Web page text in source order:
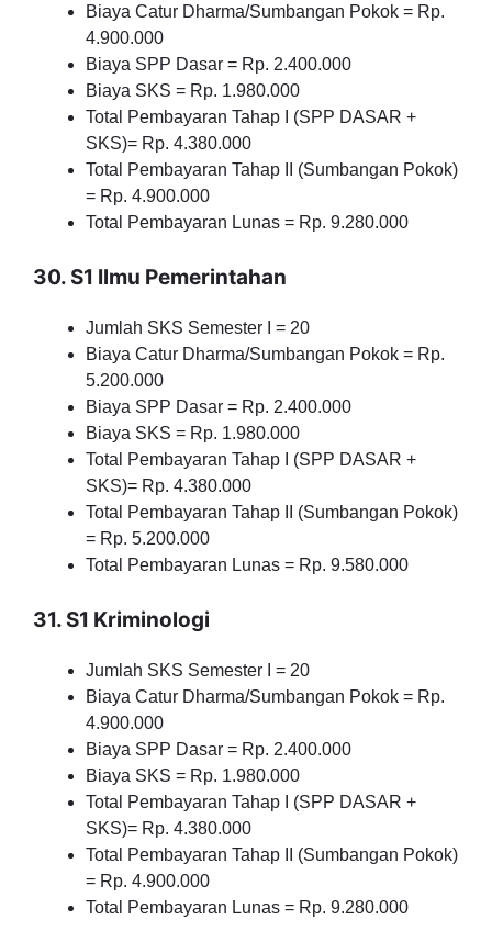
Biaya Catur Dharma/Sumbangan Pokok = Rp.
4.900.000
Biaya SPP Dasar = Rp. 2.400.000
Biaya SKS = Rp. 1.980.000
Total Pembayaran Tahap I (SPP DASAR +
SKS)= Rp. 4.380.000
Total Pembayaran Tahap II (Sumbangan Pokok)
= Rp. 4.900.000
Total Pembayaran Lunas = Rp. 9.280.000
30. S1 Ilmu Pemerintahan
Jumlah SKS Semester I = 20
Biaya Catur Dharma/Sumbangan Pokok = Rp.
5.200.000
Biaya SPP Dasar = Rp. 2.400.000
Biaya SKS = Rp. 1.980.000
Total Pembayaran Tahap I (SPP DASAR +
SKS)= Rp. 4.380.000
Total Pembayaran Tahap II (Sumbangan Pokok)
= Rp. 5.200.000
Total Pembayaran Lunas = Rp. 9.580.000
31. S1 Kriminologi
Jumlah SKS Semester I = 20
Biaya Catur Dharma/Sumbangan Pokok = Rp.
4.900.000
Biaya SPP Dasar = Rp. 2.400.000
Biaya SKS = Rp. 1.980.000
Total Pembayaran Tahap I (SPP DASAR +
SKS)= Rp. 4.380.000
Total Pembayaran Tahap II (Sumbangan Pokok)
= Rp. 4.900.000
Total Pembayaran Lunas = Rp. 9.280.000